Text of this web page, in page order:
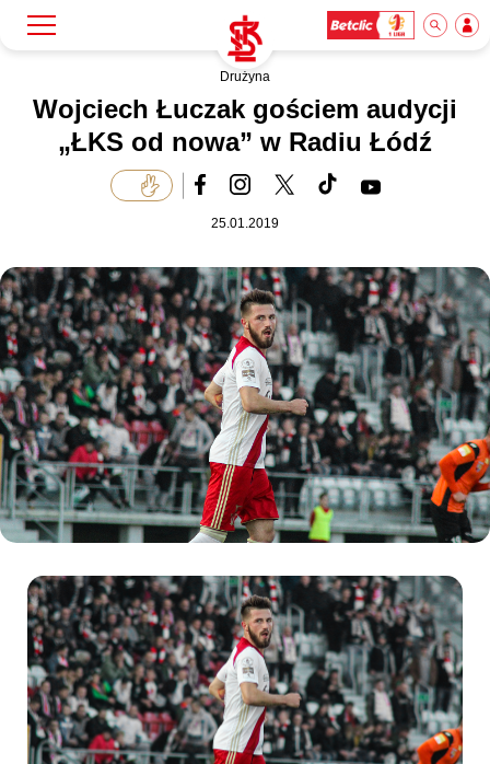
Klub
Akademia
Biznes
Dla mediów
Kibice
Drużyna
Wojciech Łuczak gościem audycji
„ŁKS od nowa” w Radiu Łódź
25.01.2019